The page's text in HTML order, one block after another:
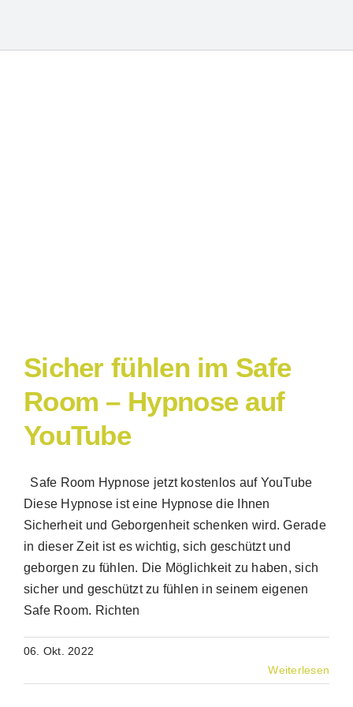
Sicher fühlen im Safe
Room – Hypnose auf
YouTube
Safe Room Hypnose jetzt kostenlos auf YouTube
Diese Hypnose ist eine Hypnose die Ihnen
Sicherheit und Geborgenheit schenken wird. Gerade
in dieser Zeit ist es wichtig, sich geschützt und
geborgen zu fühlen. Die Möglichkeit zu haben, sich
sicher und geschützt zu fühlen in seinem eigenen
Safe Room. Richten
06. Okt. 2022
Weiterlesen